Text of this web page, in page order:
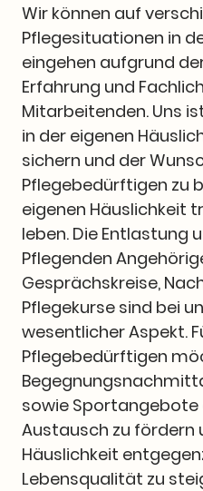
Wir können auf
Pflegesituationen in
eingehen aufgrund
Erfahrung und
Mitarbeitenden. Uns
in der eigenen
sichern und der
Pflegebedürftigen zu
eigenen Häuslichkeit
leben. Die Entlastung
Pflegenden
Gesprächskreise,
Pflegekurse sind bei
wesentlicher Aspekt.
Pflegebedürftigen
sowie Sportangebote
Austausch zu fördern
Häuslichkeit
Lebensqualität zu